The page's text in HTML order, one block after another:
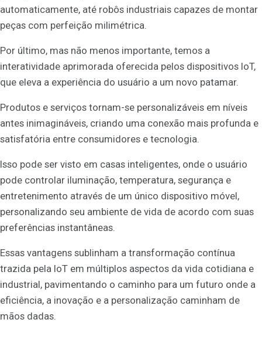
automaticamente, até robôs industriais capazes de montar
peças com perfeição milimétrica.
Por último, mas não menos importante, temos a
interatividade aprimorada oferecida pelos dispositivos IoT,
que eleva a experiência do usuário a um novo patamar.
Produtos e serviços tornam-se personalizáveis em níveis
antes inimagináveis, criando uma conexão mais profunda e
satisfatória entre consumidores e tecnologia.
Isso pode ser visto em casas inteligentes, onde o usuário
pode controlar iluminação, temperatura, segurança e
entretenimento através de um único dispositivo móvel,
personalizando seu ambiente de vida de acordo com suas
preferências instantâneas.
Essas vantagens sublinham a transformação contínua
trazida pela IoT em múltiplos aspectos da vida cotidiana e
industrial, pavimentando o caminho para um futuro onde a
eficiência, a inovação e a personalização caminham de
mãos dadas.